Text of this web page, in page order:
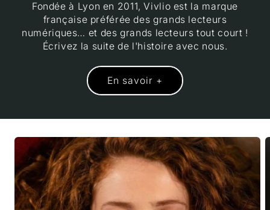
Fondée à Lyon en 2011, Vivlio est la marque
française préférée des grands lecteurs
numériques… et des grands lecteurs tout court !
Écrivez la suite de l'histoire avec nous.
En savoir +